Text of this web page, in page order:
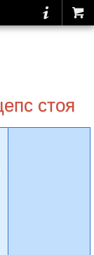
стоя